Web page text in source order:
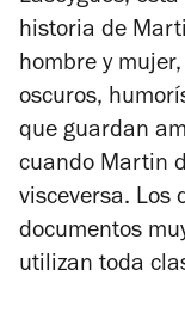
historia de
hombre y
oscuros,
que guardan
cuando Martin
visceversa. Los
documentos
utilizan toda